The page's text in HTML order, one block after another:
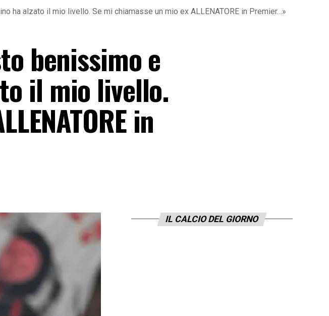
ha alzato il mio livello. Se mi chiamasse un mio ex ALLENATORE in Premier…»
benissimo e
il mio livello.
in
IL CALCIO DEL GIORNO